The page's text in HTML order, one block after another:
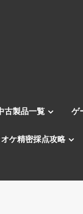
古製品一覧 ゲ
ケ精密採点攻略